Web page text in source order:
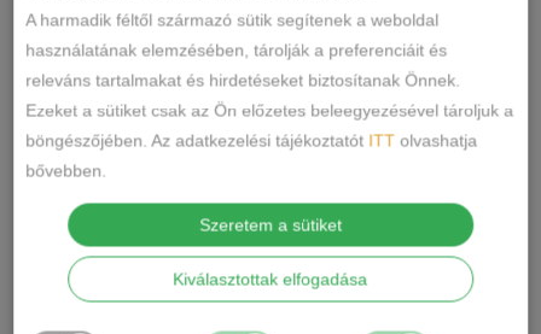
CÍMKÉK
MEGOSZTÁS
LEÍRÁS
Ápolás: Gépben mosható.
A harmadik féltől származó sütik segítenek a weboldal
használatának elemzésében, tárolják a preferenciáit és
releváns tartalmakat és hirdetéseket biztosítanak Önnek.
Ezeket a sütiket csak az Ön előzetes beleegyezésével tároljuk a
böngészőjében. Az adatkezelési tájékoztatót ITT olvashatja
bővebben.
Szeretem a sütiket
Kiválasztottak elfogadása